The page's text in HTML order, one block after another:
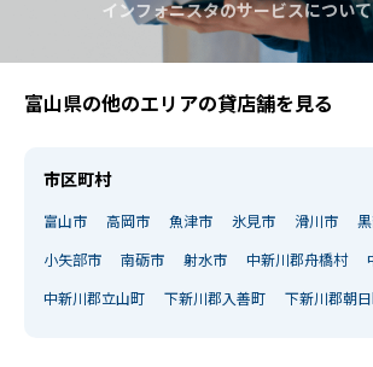
インフォニスタのサービスについ
富山県の他のエリアの貸店舗を見る
市区町村
富山市 高岡市 魚津市 氷見市 滑川市
小矢部市 南砺市 射水市 中新川郡舟橋村
中新川郡立山町 下新川郡入善町 下新川郡朝